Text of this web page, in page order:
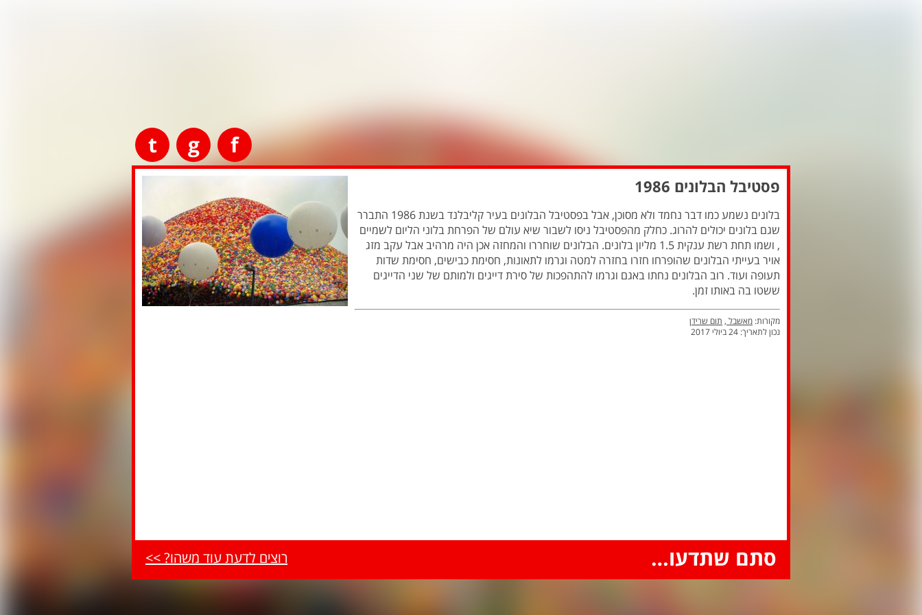
f
g
t
פסטיבל הבלונים 1986
בלונים נשמע כמו דבר נחמד ולא מסוכן, אבל בפסטיבל הבלונים בעיר קליבלנד בשנת 1986 התברר
שגם בלונים יכולים להרוג. כחלק מהפסטיבל ניסו לשבור שיא עולם של הפרחת בלוני הליום לשמיים
, ושמו תחת רשת ענקית 1.5 מליון בלונים. הבלונים שוחררו והמחזה אכן היה מרהיב אבל עקב מזג
אויר בעייתי הבלונים שהופרחו חזרו בחזרה למטה וגרמו לתאונות, חסימת כבישים, חסימת שדות
תעופה ועוד. רוב הבלונים נחתו באגם וגרמו להתהפכות של סירת דייגים ולמותם של שני הדייגים
ששטו בה באותו זמן.
מקורות: מאשבל , תום שרידן
נכון לתאריך: 24 ביולי 2017
סתם שתדעו… רוצים לדעת עוד משהו? >>